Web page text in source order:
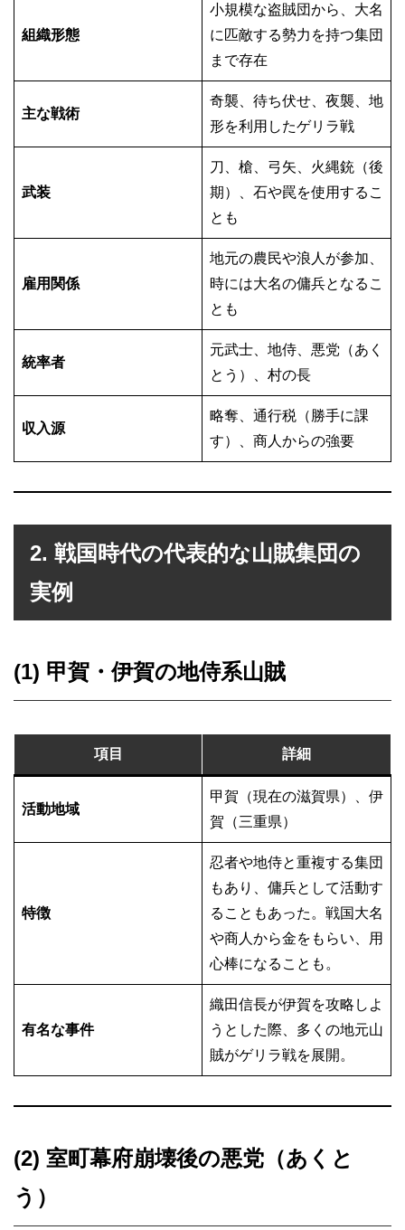
組織形態
小規模な盗賊団から、大名
に匹敵する勢力を持つ集団
まで存在
主な戦術
奇襲、待ち伏せ、夜襲、地
形を利用したゲリラ戦
武装
刀、槍、弓矢、火縄銃（後
期）、石や罠を使用するこ
とも
雇用関係
地元の農民や浪人が参加、
時には大名の傭兵となるこ
とも
統率者
元武士、地侍、悪党（あく
とう）、村の長
収入源
略奪、通行税（勝手に課
す）、商人からの強要
2. 戦国時代の代表的な山賊集団の
実例
(1) 甲賀・伊賀の地侍系山賊
項目 詳細
活動地域
甲賀（現在の滋賀県）、伊
賀（三重県）
特徴
忍者や地侍と重複する集団
もあり、傭兵として活動す
ることもあった。戦国大名
や商人から金をもらい、用
心棒になることも。
有名な事件
織田信長が伊賀を攻略しよ
うとした際、多くの地元山
賊がゲリラ戦を展開。
(2) 室町幕府崩壊後の悪党（あくと
う）